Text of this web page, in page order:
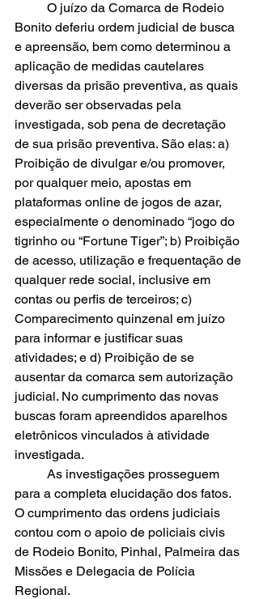
Bonito deferiu ordem judicial de busca
e apreensão, bem como determinou a
aplicação de medidas cautelares
diversas da prisão preventiva, as quais
deverão ser observadas pela
investigada, sob pena de decretação
de sua prisão preventiva. São elas: a)
Proibição de divulgar e/ou promover,
por qualquer meio, apostas em
plataformas online de jogos de azar,
especialmente o denominado “jogo do
tigrinho ou “Fortune Tiger”; b) Proibição
de acesso, utilização e frequentação de
qualquer rede social, inclusive em
contas ou perfis de terceiros; c)
Comparecimento quinzenal em juízo
para informar e justificar suas
atividades; e d) Proibição de se
ausentar da comarca sem autorização
judicial. No cumprimento das novas
buscas foram apreendidos aparelhos
eletrônicos vinculados à atividade
para a completa elucidação dos fatos.
O cumprimento das ordens judiciais
contou com o apoio de policiais civis
de Rodeio Bonito, Pinhal, Palmeira das
Missões e Delegacia de Polícia
Regional.